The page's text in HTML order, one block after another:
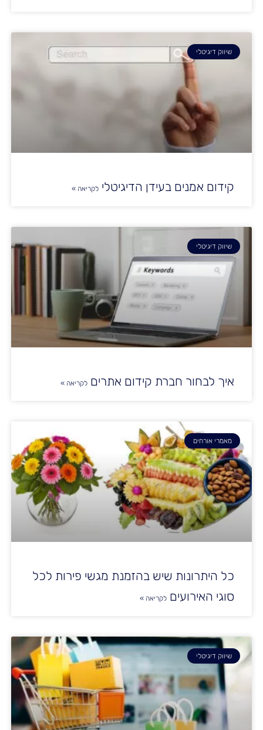
שיווק דיגיטלי
קידום אמנים בעידן הדיגיטלי לקריאה »
שיווק דיגיטלי
איך לבחור חברת קידום אתרים לקריאה »
מאמרי אורחים
כל היתרונות שיש בהזמנת מגשי פירות לכל
סוגי האירועים לקריאה »
שיווק דיגיטלי